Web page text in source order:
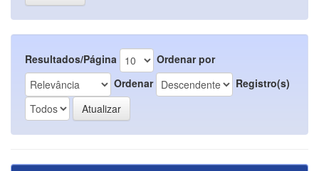
Resultados/Página
Ordenar por
Ordenar
Registro(s)